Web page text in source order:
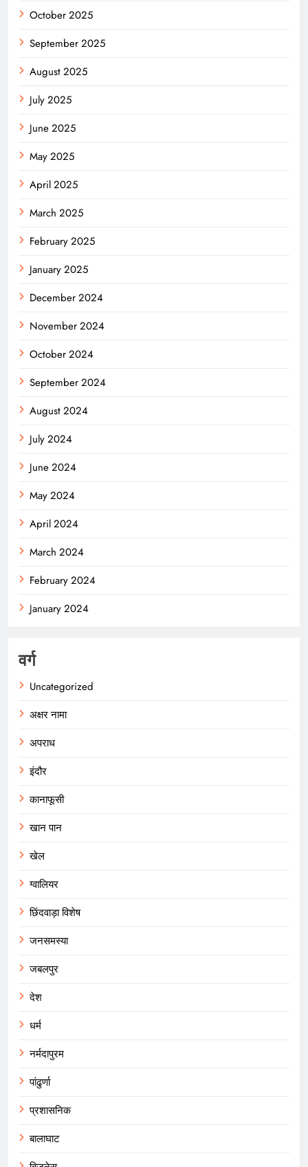
October 2025
September 2025
August 2025
July 2025
June 2025
May 2025
April 2025
March 2025
February 2025
January 2025
December 2024
November 2024
October 2024
September 2024
August 2024
July 2024
June 2024
May 2024
April 2024
March 2024
February 2024
January 2024
वर्ग
Uncategorized
अक्षर नामा
अपराध
इंदौर
कानाफूसी
खान पान
खेल
ग्वालियर
छिंदवाड़ा विशेष
जनसमस्या
जबलपुर
देश
धर्म
नर्मदापुरम
पांढुर्णा
प्रशासनिक
बालाघाट